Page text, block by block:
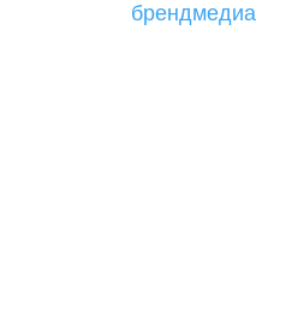
брендмедиа